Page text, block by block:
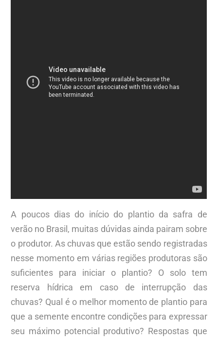
A poucos dias do início do plantio da safra de
verão no Brasil, muitas dúvidas ainda pairam sobre
o produtor. As chuvas que estão sendo registradas
nesse momento em várias regiões produtoras são
suficientes para iniciar o plantio? O solo tem
reserva hídrica em caso de interrupção das
chuvas? Qual é o melhor momento de plantio para
que a semente encontre condições para expressar
seu máximo potencial produtivo? Respostas que